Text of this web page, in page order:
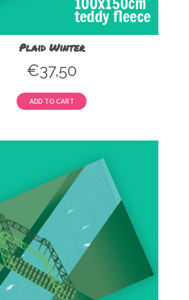
Plaid Winter
€37,50
ADD TO CART